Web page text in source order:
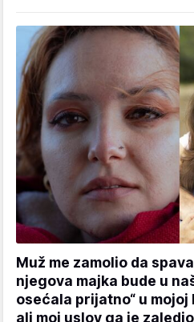
Muž me zamolio da
njegova majka bude u
osećala prijatno“ u
ali moj uslov ga je zaledio